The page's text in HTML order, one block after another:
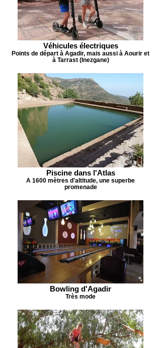
Véhicules électriques
Points de départ à Agadir, mais aussi à Aourir et
à Tarrast (Inezgane)
Piscine dans l'Atlas
A 1600 mètres d'altitude, une superbe
promenade
Bowling d'Agadir
Très mode